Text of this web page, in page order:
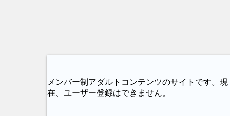
メンバー制アダルトコンテンツのサイトです。現
在、ユーザー登録はできません。